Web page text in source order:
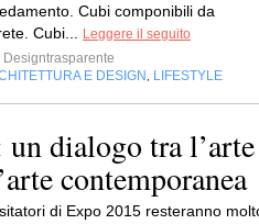
Cubi componibili da
Cubi...
Leggere il seguito
Designtrasparente
E DESIGN LIFESTYLE
dialogo tra l’arte
contemporanea
di Expo 2015 resteranno